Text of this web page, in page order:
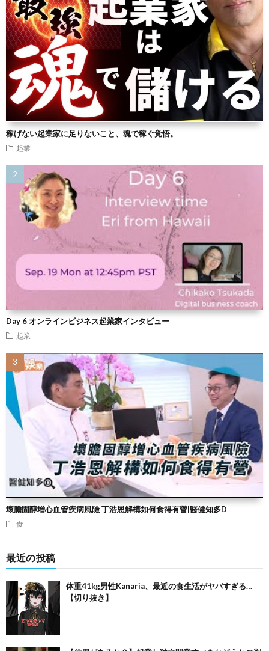
稼げない起業家に足りないこと、魂で稼ぐ覚悟。
起業
Day 6 オンラインビジネス起業家インタビュー
起業
壞膽固醇增心血管疾病風險 丁浩恩解構如何食得有營|醫健知多D
食
最近の投稿
体重41kg男性Kanaria、最近の食生活がヤバすぎる…
【切り抜き】